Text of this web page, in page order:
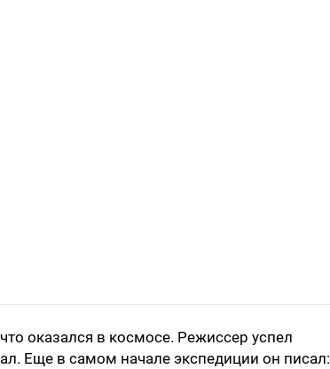
оказался в космосе. Режиссер успел
Еще в самом начале экспедиции он писал: